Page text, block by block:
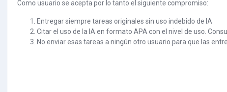
Como usuario se acepta por lo tanto el siguiente compromiso:
Entregar siempre tareas originales sin uso indebido de IA
Citar el uso de la IA en formato APA con el nivel de uso.
No enviar esas tareas a ningún otro usuario para que las